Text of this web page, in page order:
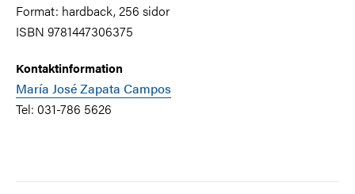
Format: hardback, 256 sidor
ISBN 9781447306375
Kontaktinformation
María José Zapata Campos
Tel: 031-786 5626